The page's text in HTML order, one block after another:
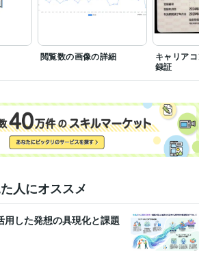
】
業時間は異なりますが、納期は余裕を持って設定
ることを心がけております。ご不明な点やご心配
ら、どんな小さなことでもお気軽にお尋ねくださ
ョンを大切に、満足いただけるサービス提供を目
技術・製造技術 経験年数 : 14年
他 / カウンセラー・コーチ 経験年数 : 6年
取得年 : 2023年
閲覧数の画像の詳細
キャリアコン
録証
人にオススメ
用した発想の具現化と課題